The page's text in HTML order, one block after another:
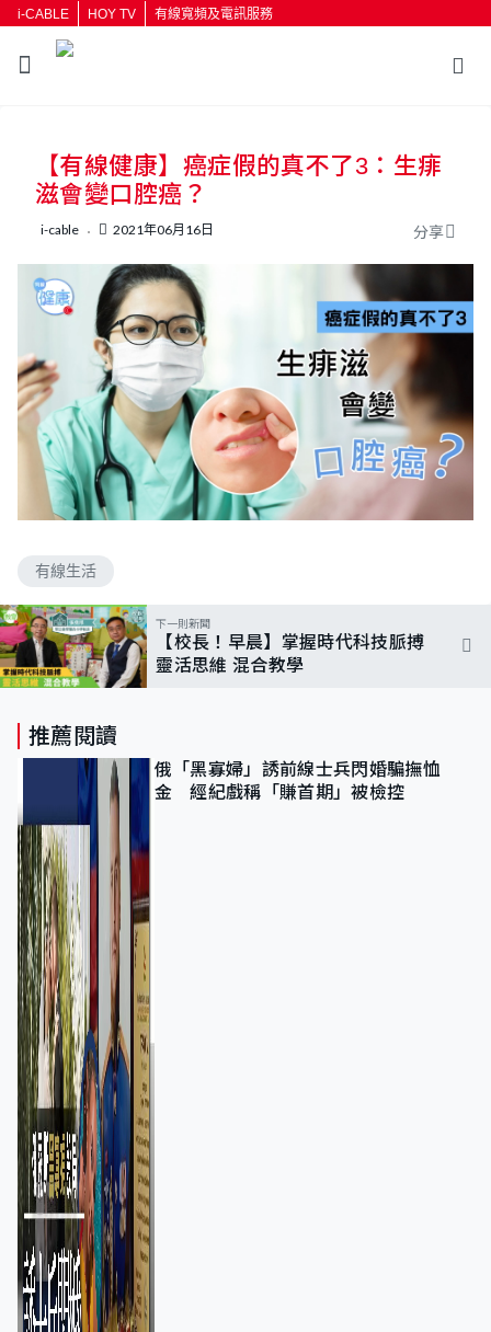
i-CABLE HOY TV 有線寬頻及電訊服務
按輸入鍵開始搜尋
【有線健康】癌症假的真不了3：生痱
滋會變口腔癌？
i-cable 2021年06月16日 分享
有線生活
下一則新聞
【校長！早晨】掌握時代科技脈搏
靈活思維 混合教學
推薦閱讀
俄「黑寡婦」誘前線士兵閃婚騙撫恤
金 經紀戲稱「賺首期」被檢控